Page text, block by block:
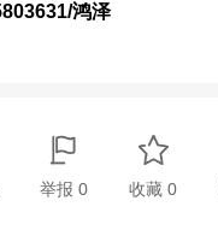
鸿泽
举报 0 收藏 0